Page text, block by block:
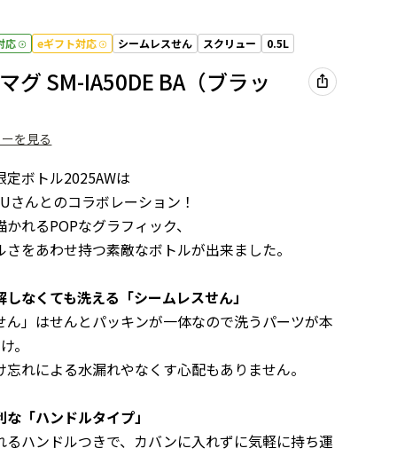
応 eギフト対応 シームレスせん スクリュー 0.5L
グ SM-IA50DE BA（ブラッ
を見る
ボトル2025AWは
さんとのコラボレーション！
れるPOPなグラフィック、
をあわせ持つ素敵なボトルが出来ました。
なくても洗える「シームレスせん」
ん」はせんとパッキンが一体なので洗うパーツが本
。
れによる水漏れやなくす心配もありません。
「ハンドルタイプ」
ハンドルつきで、カバンに入れずに気軽に持ち運